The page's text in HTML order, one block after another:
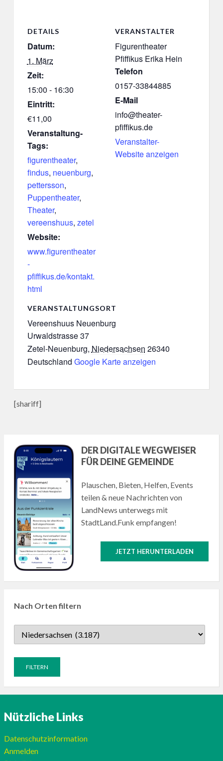
DETAILS
Datum:
1. März
Zeit:
15:00 - 16:30
Eintritt:
€11,00
Veranstaltung-
Tags:
figurentheater,
findus, neuenburg,
pettersson,
Puppentheater,
Theater,
vereenshuus, zetel
Website:
www.figurentheater
-
pfiffikus.de/kontakt.
html
VERANSTALTUNGSORT
Vereenshuus Neuenburg
Urwaldstrasse 37
Zetel-Neuenburg, Niedersachsen 26340
Deutschland Google Karte anzeigen
VERANSTALTER
Figurentheater
Pfiffikus Erika Hein
Telefon
0157-33844885
E-Mail
info@theater-
pfiffikus.de
Veranstalter-
Website anzeigen
[shariff]
DER DIGITALE WEGWEISER
FÜR DEINE GEMEINDE
Plauschen, Bieten, Helfen, Events
teilen & neue Nachrichten von
LandNews unterwegs mit
StadtLand.Funk empfangen!
JETZT HERUNTERLADEN
Nach Orten filtern
Nützliche Links
Datenschutzinformation
Anmelden